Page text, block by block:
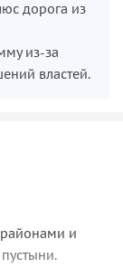
дорога из
из-за
властей.
районами и